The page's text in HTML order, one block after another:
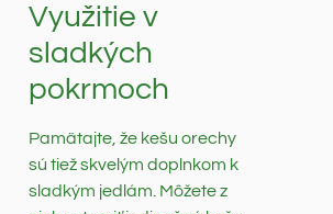
Využitie v
sladkých
pokrmoch
Pamätajte, že kešu orechy
sú tiež skvelým doplnkom k
sladkým jedlám. Môžete z